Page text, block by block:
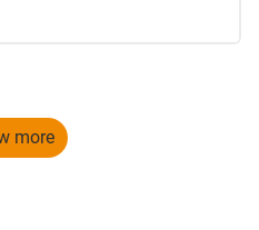
more